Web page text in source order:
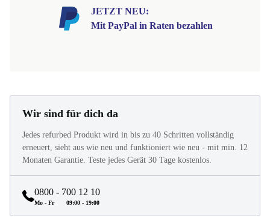
JETZT NEU:
Mit PayPal in Raten bezahlen
Wir sind für dich da
Jedes refurbed Produkt wird in bis zu 40 Schritten vollständig
erneuert, sieht aus wie neu und funktioniert wie neu - mit min. 12
Monaten Garantie. Teste jedes Gerät 30 Tage kostenlos.
0800 - 700 12 10
Mo - Fr 09:00 - 19:00